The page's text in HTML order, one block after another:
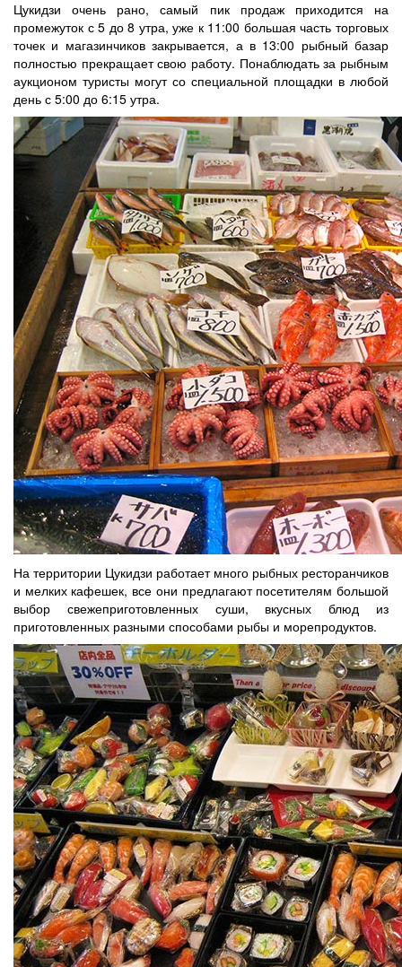
Цукидзи очень рано, самый пик продаж приходится на
промежуток с 5 до 8 утра, уже к 11:00 большая часть торговых
точек и магазинчиков закрывается, а в 13:00 рыбный базар
полностью прекращает свою работу. Понаблюдать за рыбным
аукционом туристы могут со специальной площадки в любой
день с 5:00 до 6:15 утра.
На территории Цукидзи работает много рыбных ресторанчиков
и мелких кафешек, все они предлагают посетителям большой
выбор свежеприготовленных суши, вкусных блюд из
приготовленных разными способами рыбы и морепродуктов.